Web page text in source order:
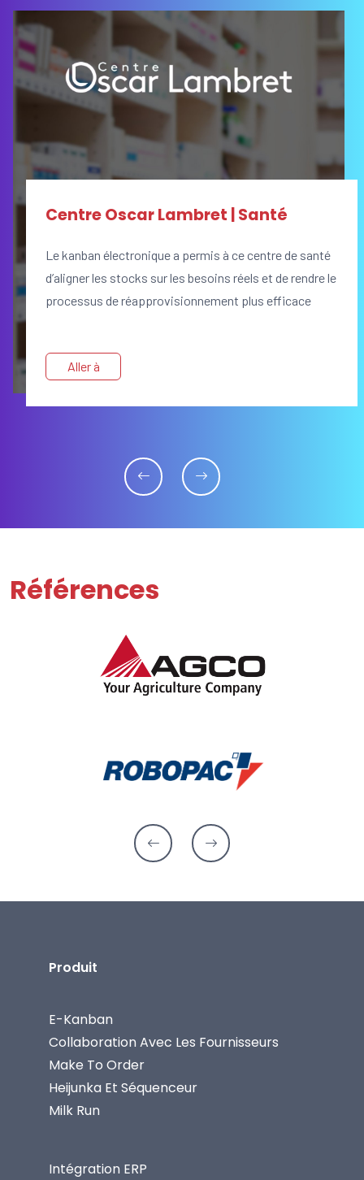
Centre Oscar Lambret | Santé
Le kanban électronique a permis à ce centre de santé
d’aligner les stocks sur les besoins réels et de rendre le
processus de réapprovisionnement plus efficace
Aller à
Références
Produit
E-Kanban
Collaboration Avec Les Fournisseurs
Make To Order
Heijunka Et Séquenceur
Milk Run
Intégration ERP